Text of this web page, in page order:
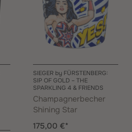
SIEGER by FÜRSTENBERG:
SIP OF GOLD – THE
SPARKLING 4 & FRIENDS
Champagnerbecher
Shining Star
175,00 €*